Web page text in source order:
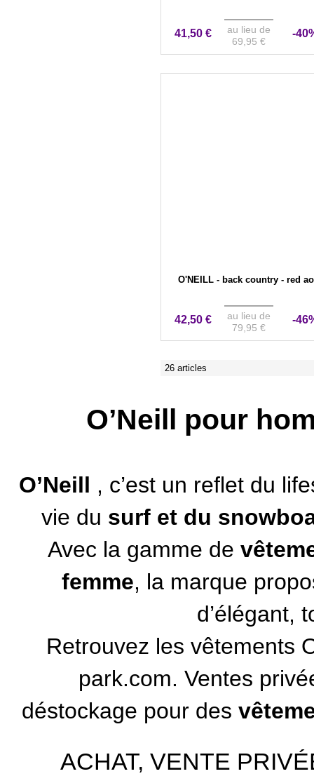
41,50 €
au lieu de
69,95 €
-
O'NEILL - back country - red
42,50 €
au lieu de
79,95 €
-
26 articles
O’Neill pour
O’Neill , c’est un reflet du
vie du surf et du
Avec la gamme de
femme, la marque
d’élégant,
Retrouvez les vêtements
park.com. Ventes
déstockage pour des
ACHAT, VENTE